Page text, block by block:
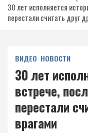
30 лет исполняется
перестали считать друг
ВИДЕО НОВОСТИ
30 лет
встрече,
перестали
врагами